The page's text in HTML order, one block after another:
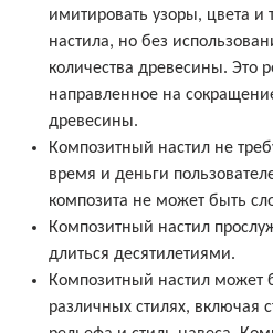
имитировать узоры, цвета и
настила, но без
количества древесины. Это
направленное на
древесины.
Композитный настил не
время и деньги
композита не может быть
Композитный настил
длиться десятилетиями.
Композитный настил может
различных стилях, включая